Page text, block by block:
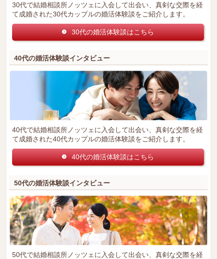
30代で結婚相談所ノッツェに入会して出会い、真剣な交際を経
て成婚された30代カップルの婚活体験談をご紹介します。
30代の婚活体験談はこちら
40代の婚活体験談インタビュー
40代で結婚相談所ノッツェに入会して出会い、真剣な交際を経
て成婚された40代カップルの婚活体験談をご紹介します。
40代の婚活体験談はこちら
50代の婚活体験談インタビュー
50代で結婚相談所ノッツェに入会して出会い、真剣な交際を経